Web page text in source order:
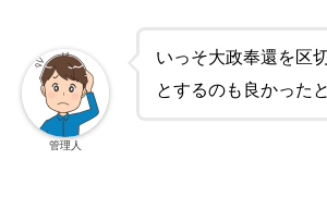
いっそ大政奉還を区
とするのも良かった
管理人